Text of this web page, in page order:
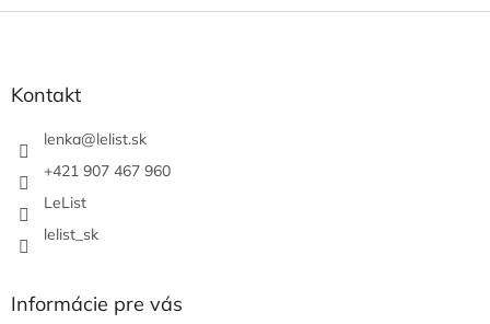
Z
Kontakt
lenka@lelist.sk
+421 907 467 960
LeList
lelist_sk
Informácie pre vás